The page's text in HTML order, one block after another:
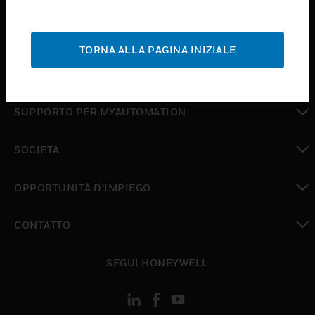
ASSISTENZA
toggle view
toggle view
SUPPORTO PER MYAUTOMATION
SOCIETÀ
OPPORTUNITÀ D’IMPIEGO
CONTATTO
SEGUI HONEYWELL
TORNA ALLA PAGINA INIZIALE